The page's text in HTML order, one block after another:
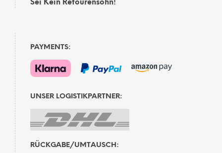
Sei Kein Retourensohn!
PAYMENTS:
UNSER LOGISTIKPARTNER:
RÜCKGABE/UMTAUSCH: